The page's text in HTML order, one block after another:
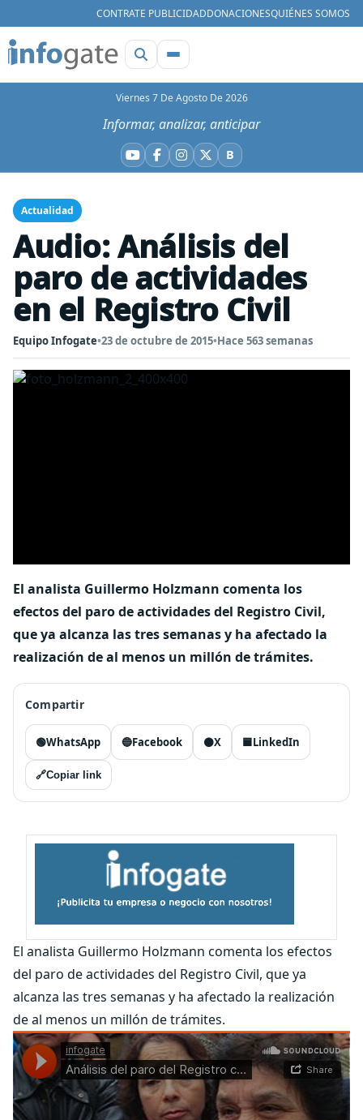
CONTRATE PUBLICIDADDONACIONESQUIÉNES SOMOS
Viernes 7 De Agosto De 2026
Informar, analizar, anticipar
YouTube
Facebook
Instagram
X BBluesky
Actualidad
Audio: Análisis del
paro de actividades
en el Registro Civil
Equipo Infogate•23 de octubre de 2015•Hace 563 semanas
El analista Guillermo Holzmann comenta los
efectos del paro de actividades del Registro Civil,
que ya alcanza las tres semanas y ha afectado la
realización de al menos un millón de trámites.
Compartir
🟢WhatsApp 🔵Facebook ⚫X 🟦LinkedIn
🔗Copiar link
El analista Guillermo Holzmann comenta los efectos
del paro de actividades del Registro Civil, que ya
alcanza las tres semanas y ha afectado la realización
de al menos un millón de trámites.